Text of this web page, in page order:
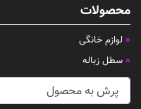
محصولات
لوازم خانگی
سطل زباله